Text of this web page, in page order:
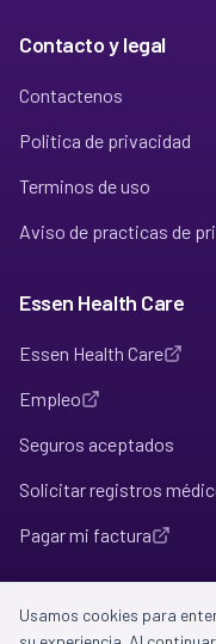
Contacto y legal
Contactenos
Politica de privacidad
Terminos de uso
Aviso de practicas de
Essen Health Care
Essen Health Care
Empleo
Seguros aceptados
Solicitar registros
Pagar mi factura
Usamos cookies para